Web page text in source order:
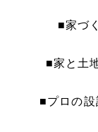
■家づ
■家と土
■プロの設